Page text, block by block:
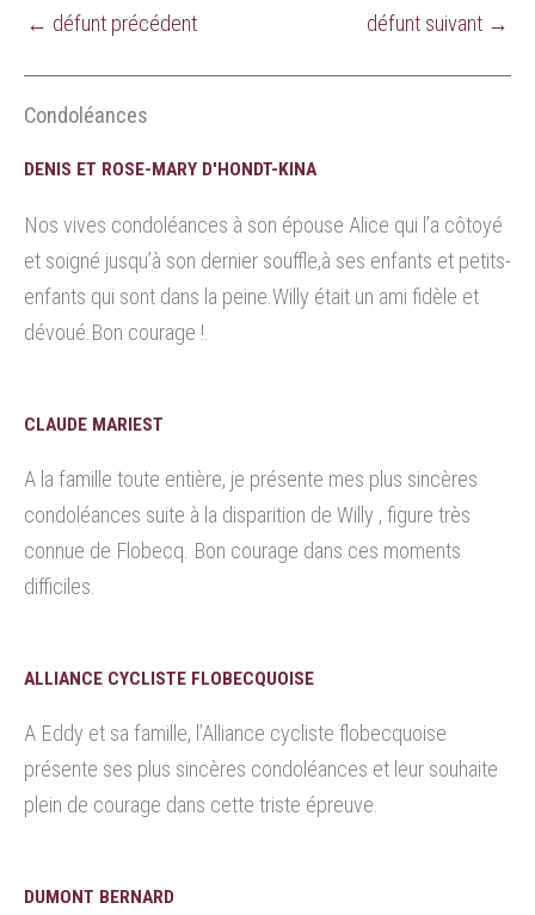
← défunt précédent défunt suivant →
Condoléances
DENIS ET ROSE-MARY D'HONDT-KINA
Nos vives condoléances à son épouse Alice qui l’a côtoyé
et soigné jusqu’à son dernier souffle,à ses enfants et petits-
enfants qui sont dans la peine.Willy était un ami fidèle et
dévoué.Bon courage !.
CLAUDE MARIEST
A la famille toute entière, je présente mes plus sincères
condoléances suite à la disparition de Willy , figure très
connue de Flobecq. Bon courage dans ces moments
difficiles.
ALLIANCE CYCLISTE FLOBECQUOISE
A Eddy et sa famille, l’Alliance cycliste flobecquoise
présente ses plus sincères condoléances et leur souhaite
plein de courage dans cette triste épreuve.
DUMONT BERNARD